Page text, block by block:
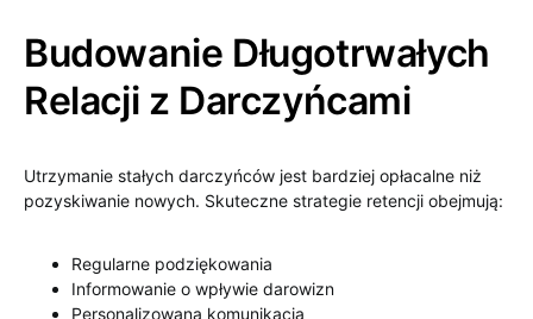
Budowanie Długotrwałych
Relacji z Darczyńcami
Utrzymanie stałych darczyńców jest bardziej opłacalne niż
pozyskiwanie nowych. Skuteczne strategie retencji obejmują:
Regularne podziękowania
Informowanie o wpływie darowizn
Personalizowana komunikacja